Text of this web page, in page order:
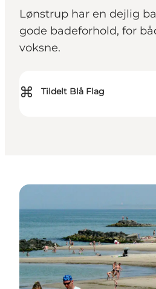
Lønstrup har en dejlig
gode badeforhold, for
voksne.
⌘ Tildelt Blå Flag